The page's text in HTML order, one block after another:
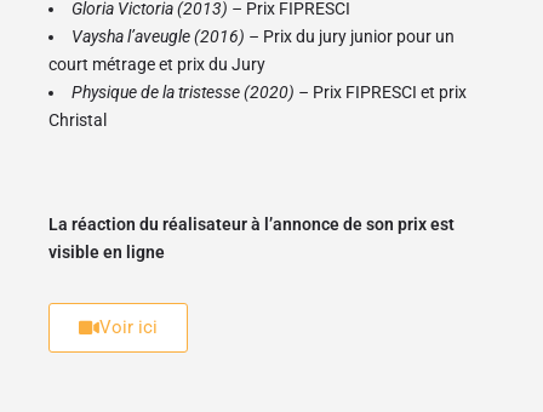
Gloria Victoria (2013) – Prix FIPRESCI
Vaysha l’aveugle (2016) – Prix du jury junior pour un
court métrage et prix du Jury
Physique de la tristesse (2020) – Prix FIPRESCI et prix
Christal
La réaction du réalisateur à l’annonce de son prix est
visible en ligne
Voir ici